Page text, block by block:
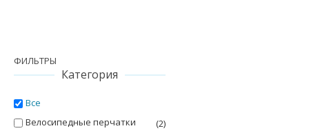
ФИЛЬТРЫ
Категория
Все
Велосипедные перчатки
(2)